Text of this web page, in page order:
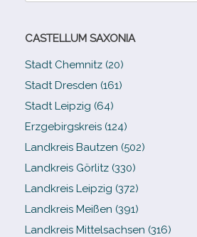
CASTELLUM SAXONIA
Stadt Chemnitz (20)
Stadt Dresden (161)
Stadt Leipzig (64)
Erzgebirgskreis (124)
Landkreis Bautzen (502)
Landkreis Görlitz (330)
Landkreis Leipzig (372)
Landkreis Meißen (391)
Landkreis Mittelsachsen (316)